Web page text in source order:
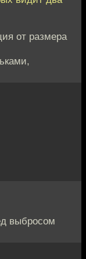
от размера
выбросом